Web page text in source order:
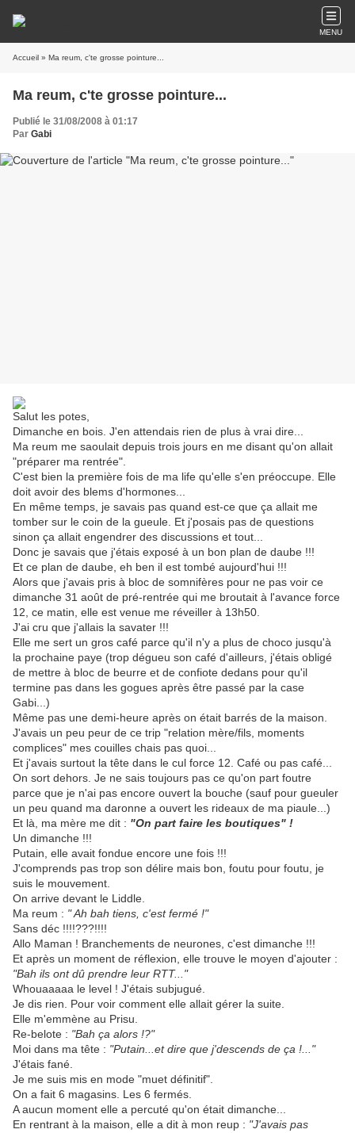
MENU
Accueil » Ma reum, c'te grosse pointure...
Ma reum, c'te grosse pointure...
Publié le 31/08/2008 à 01:17
Par Gabi
Salut les potes,
Dimanche en bois. J'en attendais rien de plus à vrai dire...
Ma reum me saoulait depuis trois jours en me disant qu'on allait
"préparer ma rentrée".
C'est bien la première fois de ma life qu'elle s'en préoccupe. Elle
doit avoir des blems d'hormones...
En même temps, je savais pas quand est-ce que ça allait me
tomber sur le coin de la gueule. Et j'posais pas de questions
sinon ça allait engendrer des discussions et tout...
Donc je savais que j'étais exposé à un bon plan de daube !!!
Et ce plan de daube, eh ben il est tombé aujourd'hui !!!
Alors que j'avais pris à bloc de somnifères pour ne pas voir ce
dimanche 31 août de pré-rentrée qui me broutait à l'avance force
12, ce matin, elle est venue me réveiller à 13h50.
J'ai cru que j'allais la savater !!!
Elle me sert un gros café parce qu'il n'y a plus de choco jusqu'à
la prochaine paye (trop dégueu son café d'ailleurs, j'étais obligé
de mettre à bloc de beurre et de confiote dedans pour qu'il
termine pas dans les gogues après être passé par la case
Gabi...)
Même pas une demi-heure après on était barrés de la maison.
J'avais un peu peur de ce trip "relation mère/fils, moments
complices" mes couilles chais pas quoi...
Et j'avais surtout la tête dans le cul force 12. Café ou pas café...
On sort dehors. Je ne sais toujours pas ce qu'on part foutre
parce que je n'ai pas encore ouvert la bouche (sauf pour gueuler
un peu quand ma daronne a ouvert les rideaux de ma piaule...)
Et là, ma mère me dit : "On part faire les boutiques" !
Un dimanche !!!
Putain, elle avait fondue encore une fois !!!
J'comprends pas trop son délire mais bon, foutu pour foutu, je
suis le mouvement.
On arrive devant le Liddle.
Ma reum : " Ah bah tiens, c'est fermé !"
Sans déc !!!!???!!!!
Allo Maman ! Branchements de neurones, c'est dimanche !!!
Et après un moment de réflexion, elle trouve le moyen d'ajouter :
"Bah ils ont dû prendre leur RTT..."
Whouaaaaa le level ! J'étais subjugué.
Je dis rien. Pour voir comment elle allait gérer la suite.
Elle m'emmène au Prisu.
Re-belote : "Bah ça alors !?"
Moi dans ma tête : "Putain...et dire que j'descends de ça !..."
J'étais fané.
Je me suis mis en mode "muet définitif".
On a fait 6 magasins. Les 6 fermés.
A aucun moment elle a percuté qu'on était dimanche...
En rentrant à la maison, elle a dit à mon reup : "J'avais pas